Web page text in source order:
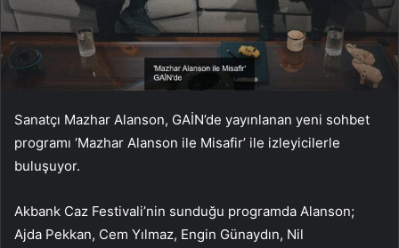
Sanatçı Mazhar Alanson, GAİN’de yayınlanan yeni sohbet
programı ‘Mazhar Alanson ile Misafir’ ile izleyicilerle
buluşuyor.
Akbank Caz Festivali’nin sunduğu programda Alanson;
Ajda Pekkan, Cem Yılmaz, Engin Günaydın, Nil